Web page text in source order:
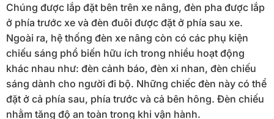
Chúng được lắp đặt bên trên xe nâng, đèn pha được lắp
ở phía trước xe và đèn đuôi được đặt ở phía sau xe.
Ngoài ra, hệ thống đèn xe nâng còn có các phụ kiện
chiếu sáng phổ biến hữu ích trong nhiều hoạt động
khác nhau như: đèn cảnh báo, đèn xi nhan, đèn chiếu
sáng dành cho người đi bộ. Những chiếc đèn này có thể
đặt ở cả phía sau, phía trước và cả bên hông. Đèn chiếu
nhằm tăng độ an toàn trong khi vận hành.